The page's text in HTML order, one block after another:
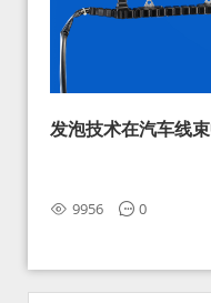
发泡技术在汽车线
9956 0